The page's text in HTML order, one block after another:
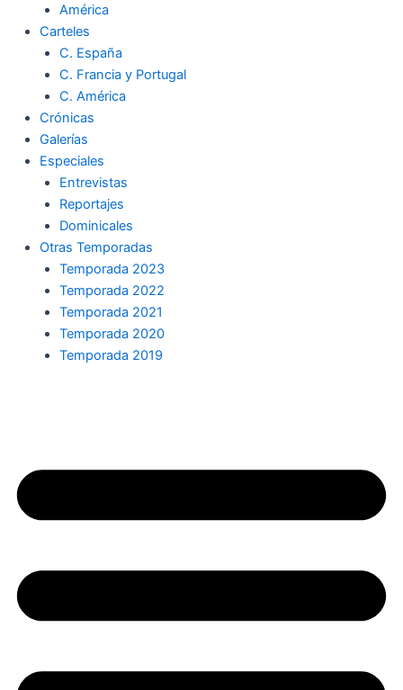
América
Carteles
C. España
C. Francia y Portugal
C. América
Crónicas
Galerías
Especiales
Entrevistas
Reportajes
Dominicales
Otras Temporadas
Temporada 2023
Temporada 2022
Temporada 2021
Temporada 2020
Temporada 2019